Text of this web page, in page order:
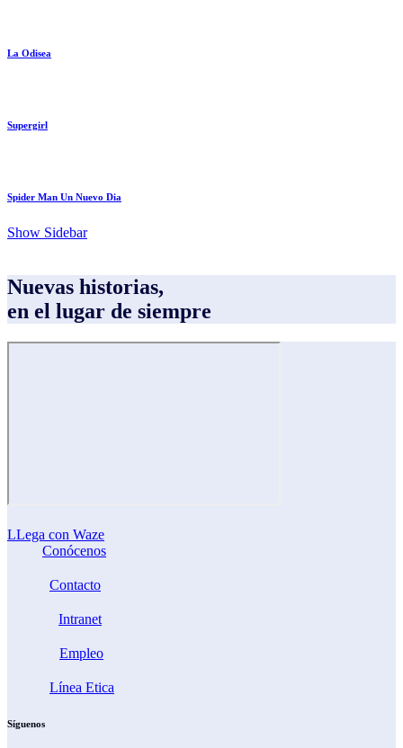
La Odisea
Supergirl
Spider Man Un Nuevo Dia
Show Sidebar
Nuevas historias,
en el lugar de siempre
LLega con Waze
Conócenos
Contacto
Intranet
Empleo
Línea Etica
Síguenos